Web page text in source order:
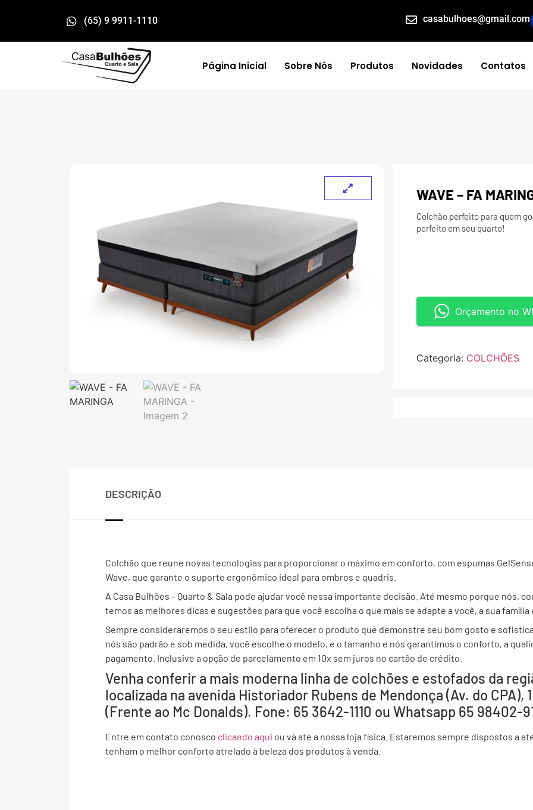
(65) 9 9911-1110 casabulhoes@gmail.com
Página Inicial Sobre Nós Produtos Novidades Contatos
WAVE – FA
Colchão perfeito para quem
perfeito em seu quarto!
Orçamento no
Categoria: COLCHÕES
DESCRIÇÃO
Colchão que reune novas tecnologias para proporcionar o máximo em conforto, com espumas
Wave, que garante o suporte ergonômico ideal para ombros e quadris.
A Casa Bulhões – Quarto & Sala pode ajudar você nessa importante decisão. Até mesmo porque nós,
temos as melhores dicas e sugestões para que você escolha o que mais se adapte a você, a sua família
Sempre consideraremos o seu estilo para oferecer o produto que demonstre seu bom gosto e
nós são padrão e sob medida, você escolhe o modelo, e o tamanho e nós garantimos o conforto, a
pagamento. Inclusive a opção de parcelamento em 10x sem juros no cartão de crédito.
Venha conferir a mais moderna linha de colchões e estofados da
localizada na avenida Historiador Rubens de Mendonça (Av. do CPA),
(Frente ao Mc Donalds). Fone: 65 3642-1110 ou Whatsapp 65 98402-
Entre em contato conosco clicando aqui ou vá até a nossa loja física. Estaremos sempre dispostos a
tenham o melhor conforto atrelado à beleza dos produtos à venda.